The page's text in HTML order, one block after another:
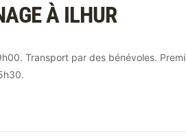
À ILHUR
Transport par des bénévoles.